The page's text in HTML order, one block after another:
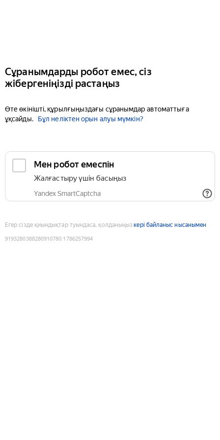
Сұранымдарды робот емес, сіз
жібергеніңізді растаңыз
Өте өкінішті, құрылғыңыздағы сұранымдар автоматтыға
ұқсайды.
Бұл неліктен орын алуы мүмкін?
Мен робот емеспін
Жалғастыру үшін басыңыз
Yandex SmartCaptcha
Егер сізде қиындықтар туындаса, қолданыңыз кері байланыс нысанымен
9193280388280910780:1786257994